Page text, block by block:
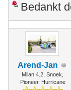
Bedankt
Arend-Jan
Milan 4.2, Snoek,
Pioneer, Hurricane